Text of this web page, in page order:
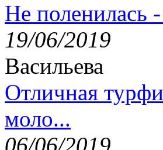
Не поленилась
19/06/2019
Васильева
Отличная
моло...
06/06/2019